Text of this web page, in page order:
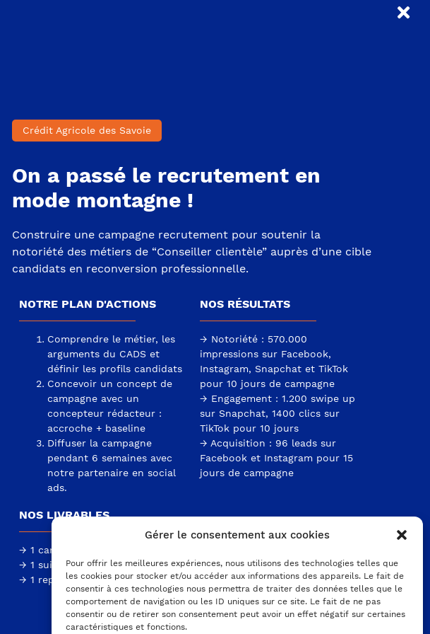
Gérer le consentement aux cookies
Pour offrir les meilleures expériences, nous utilisons des technologies telles que
les cookies pour stocker et/ou accéder aux informations des appareils. Le fait de
consentir à ces technologies nous permettra de traiter des données telles que le
comportement de navigation ou les ID uniques sur ce site. Le fait de ne pas
consentir ou de retirer son consentement peut avoir un effet négatif sur certaines
caractéristiques et fonctions.
Crédit Agricole des Savoie
On a passé le recrutement en
mode montagne !
Construire une campagne recrutement pour soutenir la
notoriété des métiers de “Conseiller clientèle” auprès d’une cible
candidats en reconversion professionnelle.
NOTRE PLAN D'ACTIONS
Comprendre le métier, les
arguments du CADS et
définir les profils candidats
Concevoir un concept de
campagne avec un
concepteur rédacteur :
accroche + baseline
Diffuser la campagne
pendant 6 semaines avec
notre partenaire en social
ads.
NOS RÉSULTATS
→ Notoriété : 570.000
impressions sur Facebook,
Instagram, Snapchat et TikTok
pour 10 jours de campagne
→ Engagement : 1.200 swipe up
sur Snapchat, 1400 clics sur
TikTok pour 10 jours
→ Acquisition : 96 leads sur
Facebook et Instagram pour 15
jours de campagne
NOS LIVRABLES
→ 1 campagne notoriété et 1 campagne acquisition
→ 1 suivi des résultats en live des résultats de campagne
→ 1 reporting complet en fin de mission